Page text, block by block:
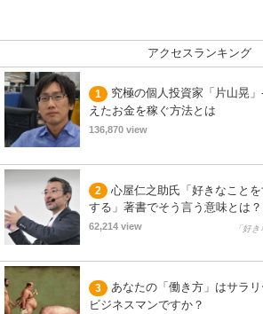
アクセスランキング
1
究極の個人投資家「片山晃
えたお金を稼ぐ方法とは
136,870 view
2
心屋仁之助氏「好きなこと
する」著書でそう言う意味とは？
62,214 view 「好
3
あなたの「働き方」はサラ
ビジネスマンですか？